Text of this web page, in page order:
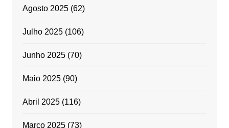
Agosto 2025(62)
Julho 2025(106)
Junho 2025(70)
Maio 2025(90)
Abril 2025(116)
Março 2025(73)